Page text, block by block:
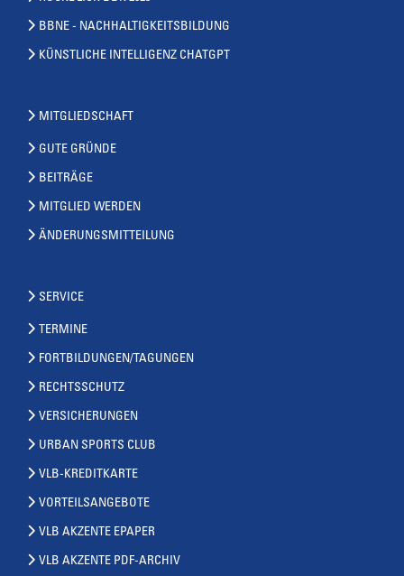
BBNE - NACHHALTIGKEITSBILDUNG
KÜNSTLICHE INTELLIGENZ CHATGPT
MITGLIEDSCHAFT
GUTE GRÜNDE
BEITRÄGE
MITGLIED WERDEN
ÄNDERUNGSMITTEILUNG
SERVICE
TERMINE
FORTBILDUNGEN/TAGUNGEN
RECHTSSCHUTZ
VERSICHERUNGEN
URBAN SPORTS CLUB
VLB-KREDITKARTE
VORTEILSANGEBOTE
VLB AKZENTE EPAPER
VLB AKZENTE PDF-ARCHIV